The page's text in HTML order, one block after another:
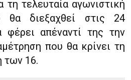
τη τελευταία αγωνιστική
διεξαχθεί στις 24
φέρει απέναντί της την
που θα κρίνει τη
των 16.